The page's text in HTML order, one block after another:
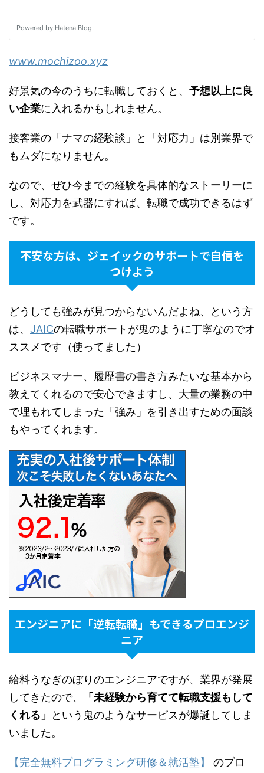
www.mochizoo.xyz
好景気の今のうちに転職しておくと、 予想以上に良
い企業に入れるかもしれません。
接客業の「ナマの経験談」と「対応力」は別業界で
もムダになりません。
なので、ぜひ今までの経験を具体的なストーリーに
し、対応力を武器にすれば、転職で成功できるはず
です。
不安な方は、ジェイックのサポートで自信を
つけよう
どうしても強みが見つからないんだよね、という方
は、 JAICの転職サポートが鬼のように丁寧なのでオ
ススメです（使ってました）
ビジネスマナー、履歴書の書き方みたいな基本から
教えてくれるので安心できますし、大量の業務の中
で埋もれてしまった「強み」を引き出すための面談
もやってくれます。
エンジニアに「逆転転職」もできるプロエンジ
ニア
給料うなぎのぼりのエンジニアですが、業界が発展
してきたので、
「未経験から育てて転職支援もして
くれる」
という鬼のようなサービスが爆誕してしま
いました。
【完全無料プログラミング研修＆就活塾】
のプロ